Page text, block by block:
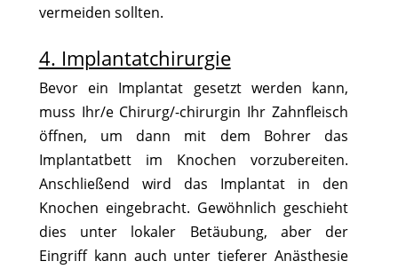
vermeiden sollten.
4. Implantatchirurgie
Bevor ein Implantat gesetzt werden kann,
muss Ihr/e Chirurg/-chirurgin Ihr Zahnfleisch
öffnen, um dann mit dem Bohrer das
Implantatbett im Knochen vorzubereiten.
Anschließend wird das Implantat in den
Knochen eingebracht. Gewöhnlich geschieht
dies unter lokaler Betäubung, aber der
Eingriff kann auch unter tieferer Anästhesie